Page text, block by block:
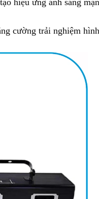
cường trải nghiệm